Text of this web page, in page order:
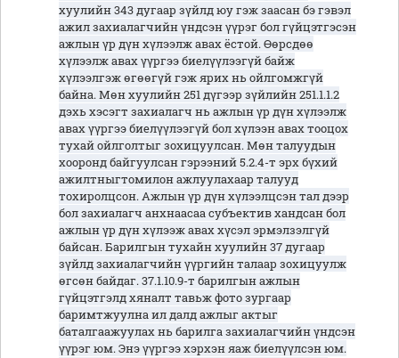
хуулийн 343 дугаар зүйлд юу гэж заасан бэ гэвэл
ажил захиалагчийн үндсэн үүрэг бол гүйцэтгэсэн
ажлын үр дүн хүлээлж авах ёстой. Өөрсдөө
хүлээлж авах үүргээ биелүүлээгүй байж
хүлээлгэж өгөөгүй гэж ярих нь ойлгомжгүй
байна. Мөн хуулийн 251 дүгээр зүйлийн 251.1.1.2
дэхь хэсэгт захиалагч нь ажлын үр дүн хүлээлж
авах үүргээ биелүүлээгүй бол хүлээн авах тооцох
тухай ойлголтыг зохицуулсан. Мөн талуудын
хооронд байгуулсан гэрээний 5.2.4-т эрх бүхий
ажилтныгтомилон ажлуулахаар талууд
тохиролцсон. Ажлын үр дүн хүлээлцсэн тал дээр
бол захиалагч анхнаасаа субъектив хандсан бол
ажлын үр дүн хүлээж авах хүсэл эрмэлзэлгүй
байсан. Барилгын тухайн хуулийн 37 дугаар
зүйлд захиалагчийн үүргийн талаар зохицуулж
өгсөн байдаг. 37.1.10.9-т барилгын ажлын
гүйцэтгэлд хяналт тавьж фото зургаар
баримтжуулна ил далд ажлыг актыг
баталгаажуулах нь барилга захиалагчийн үндсэн
үүрэг юм. Энэ үүргээ хэрхэн яаж биелүүлсэн юм.